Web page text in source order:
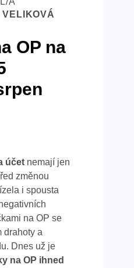
OP na
účetnemají jen
změnou
i spousta
na OP se
drahoty a
Dnes už je
na OP ihned